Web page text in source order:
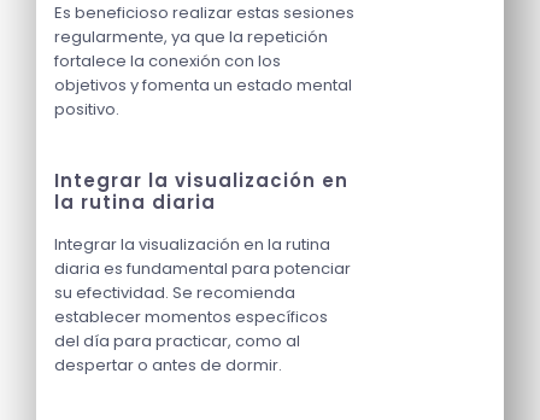
Es beneficioso realizar estas sesiones
regularmente, ya que la repetición
fortalece la conexión con los
objetivos y fomenta un estado mental
positivo.
Integrar la visualización en
la rutina diaria
Integrar la visualización en la rutina
diaria es fundamental para potenciar
su efectividad. Se recomienda
establecer momentos específicos
del día para practicar, como al
despertar o antes de dormir.